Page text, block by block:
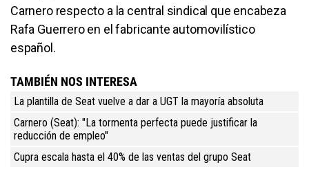
Carnero respecto a la central sindical que encabeza
Rafa Guerrero en el fabricante automovilístico
español.
TAMBIÉN NOS INTERESA
La plantilla de Seat vuelve a dar a UGT la mayoría absoluta
Carnero (Seat): "La tormenta perfecta puede justificar la
reducción de empleo"
Cupra escala hasta el 40% de las ventas del grupo Seat